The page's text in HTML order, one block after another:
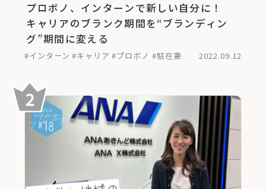
プロボノ、インターンで新しい自分に！
キャリアのブランク期間を“ブランディン
グ”期間に変える
#インターン #キャリア #プロボノ #駐在妻 2022.09.12